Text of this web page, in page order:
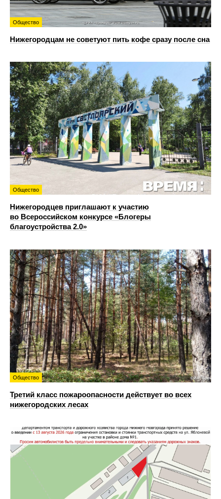
Общество
Нижегородцам не советуют пить кофе сразу после сна
Общество
Нижегородцев приглашают к участию
во Всероссийском конкурсе «Блогеры
благоустройства 2.0»
Общество
Третий класс пожароопасности действует во всех
нижегородских лесах